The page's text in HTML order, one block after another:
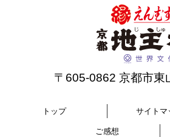
〒605-0862 京都市東
トップ サイトマ
ご感想